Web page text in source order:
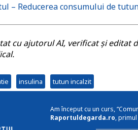
– Reducerea consumului de
cu ajutorul AI, verificat și editat
insulina tutun incalzit
Am început cu un curs,
Raportuldegarda.ro,